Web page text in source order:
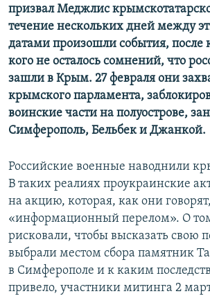
призвал Меджлис
течение нескольких дней между
датами произошли события, после
кого не осталось сомнений, что
зашли в Крым. 27 февраля они
крымского парламента,
воинские части на полуострове,
Симферополь, Бельбек и Джанкой.
Российские военные наводнили
В таких реалиях проукраинские
на акцию, которая, как они
«информационный перелом». О
рисковали, чтобы высказать свою
выбрали местом сбора памятник
в Симферополе и к каким
привело, участники митинга 2